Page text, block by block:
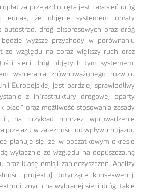
za przejazd objęta jest cała sieć dróg
jednak, że objęcie systemem opłaty
autostrad, dróg ekspresowych oraz dróg
wyższe przychody w porównaniu
ze względu na coraz większy ruch oraz
sieci dróg objętych tym systemem.
wspierania zrównoważonego rozwoju
Europejskiej jest bardziej sprawiedliwy
z infrastruktury drogowej oparty
płaci” oraz możliwość stosowania zasady
na przykład poprzez wprowadzenie
przejazd w zależności od wpływu pojazdu
planuje się, że w początkowym okresie
wyłącznie ze względu na dopuszczalną
oraz klasę emisji zanieczyszczeń. Analizy
projektu) dotyczące konsekwencji
na wybranej sieci dróg, takie